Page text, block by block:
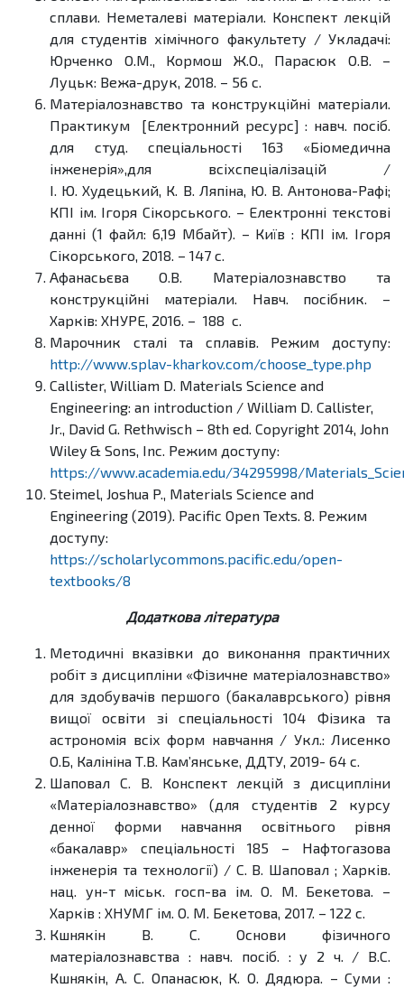
сплави. Неметалеві матеріали. Конспект лекцій
для студентів хімічного факультету / Укладачі:
Юрченко О.М., Кормош Ж.О., Парасюк О.В. –
Луцьк: Вежа-друк, 2018. – 56 с.
Матеріалознавство та конструкційні матеріали.
Практикум [Електронний ресурс] : навч. посіб.
для студ. спеціальності 163 «Біомедична
інженерія»,для всіхспеціалізацій /
І. Ю. Худецький, К. В. Ляпіна, Ю. В. Антонова-Рафі;
КПІ ім. Ігоря Сікорського. – Електронні текстові
данні (1 файл: 6,19 Мбайт). – Київ : КПІ ім. Ігоря
Сікорського, 2018. – 147 с.
Афанасьєва О.В. Матеріалознавство та
конструкційні матеріали. Навч. посібник. –
Харків: ХНУРЕ, 2016. – 188 с.
Марочник сталі та сплавів. Режим доступу:
http://www.splav-kharkov.com/choose_type.php
Callister, William D. Materials Science and
Engineering: an introduction / William D. Callister,
Jr., David G. Rethwisch – 8th ed. Copyright 2014, John
Wiley & Sons, Inc. Режим доступу:
https://www.academia.edu/34295998/
Steimel, Joshua P., Materials Science and
Engineering (2019). Pacific Open Texts. 8. Режим
доступу:
https://scholarlycommons.pacific.edu/open-
textbooks/8
Додаткова література
Методичні вказівки до виконання практичних
робіт з дисципліни «Фізичне матеріалознавство»
для здобувачів першого (бакалаврського) рівня
вищої освіти зі спеціальності 104 Фізика та
астрономія всіх форм навчання / Укл.: Лисенко
О.Б, Калініна Т.В. Кам’янське, ДДТУ, 2019- 64 с.
Шаповал С. В. Конспект лекцій з дисципліни
«Матеріалознавство» (для студентів 2 курсу
денної форми навчання освітнього рівня
«бакалавр» спеціальності 185 – Нафтогазова
інженерія та технології) / С. В. Шаповал ; Харків.
нац. ун-т міськ. госп-ва ім. О. М. Бекетова. –
Харків : ХНУМГ ім. О. М. Бекетова, 2017. – 122 с.
Кшнякін В. С. Основи фізичного
матеріалознавства : навч. посіб. : у 2 ч. / В.С.
Кшнякін, А. С. Опанасюк, К. О. Дядюра. – Суми :